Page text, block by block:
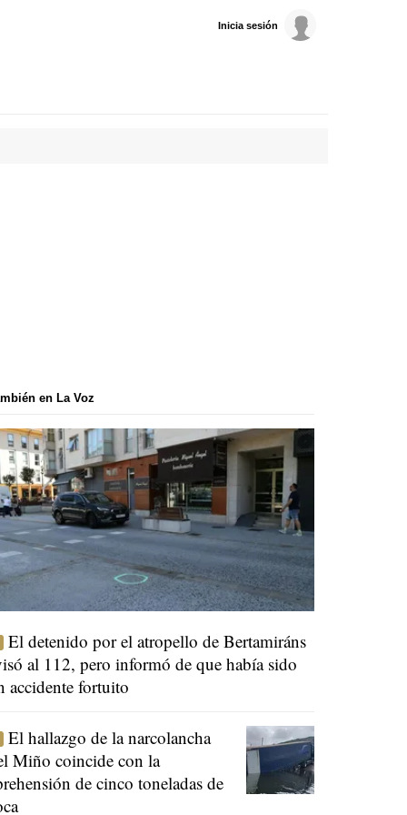
Inicia sesión
en La Voz
El detenido por el atropello de Bertamiráns
al 112, pero informó de que había sido
accidente fortuito
El hallazgo de la narcolancha
Miño coincide con la
de cinco toneladas de